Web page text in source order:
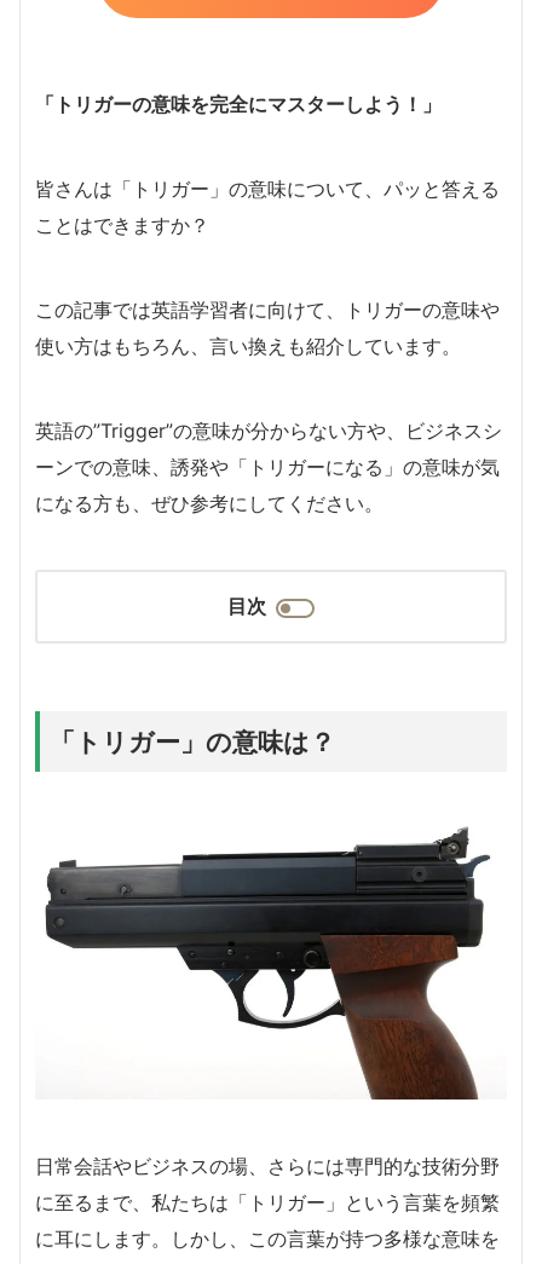
「トリガーの意味を完全にマスターしよう！」
皆さんは「トリガー」の意味について、パッと答える
ことはできますか？
この記事では英語学習者に向けて、トリガーの意味や
使い方はもちろん、言い換えも紹介しています。
英語の”Trigger”の意味が分からない方や、ビジネスシ
ーンでの意味、誘発や「トリガーになる」の意味が気
になる方も、ぜひ参考にしてください。
目次
「トリガー」の意味は？
日常会話やビジネスの場、さらには専門的な技術分野
に至るまで、私たちは「トリガー」という言葉を頻繁
に耳にします。しかし、この言葉が持つ多様な意味を